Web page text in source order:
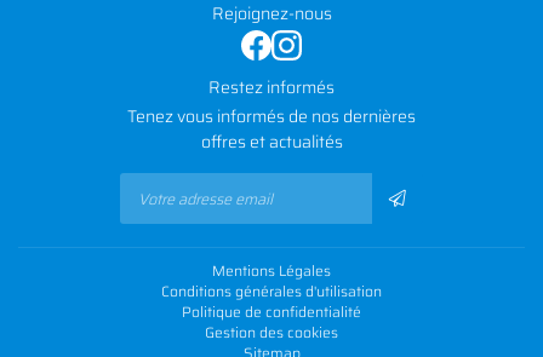
Rejoignez-nous
Restez informés
Tenez vous informés de nos dernières
offres et actualités
Mentions Légales
Conditions générales d'utilisation
Politique de confidentialité
Gestion des cookies